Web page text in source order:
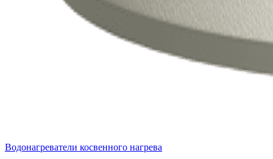
Водонагреватели косвенного нагрева